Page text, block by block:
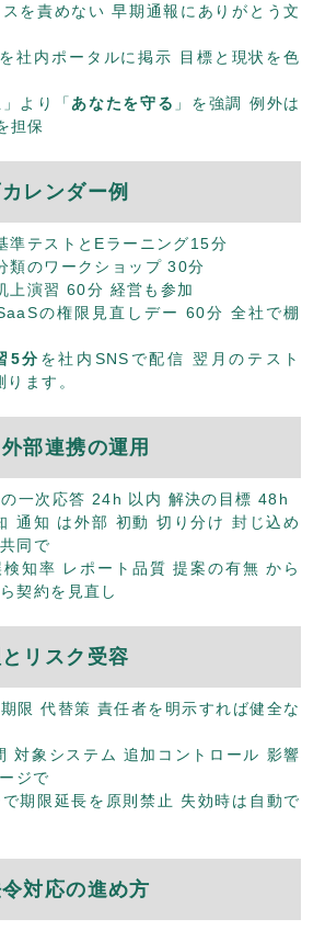
スを責めない 早期通報にありがとう文
社内ポータルに掲示 目標と現状を色
より「 あなたを守る 」を強調 例外は
担保
レンダー例
準テストとEラーニング15分
類のワークショップ 30分
上演習 60分 経営も参加
の権限見直しデー 60分 全社で棚
5分 を社内SNSで配信 翌月のテスト
ます。
部連携の運用
一次応答 24h 以内 解決の目標 48h
通知 は外部 初動 切り分け 封じ込め
同で
検知率 レポート品質 提案の有無 から
契約を見直し
リスク受容
期限 代替策 責任者を明示すれば健全な
対象システム 追加コントロール 影響
ジで
期限延長を原則禁止 失効時は自動で
対応の進め方